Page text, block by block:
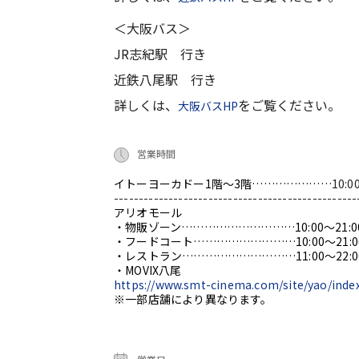
＜大阪バス＞
JR志紀駅 行き
近鉄八尾駅 行き
詳しくは、 大阪バスHPをご覧ください。
営業時間
イトーヨーカドー1階～3階…………………
アリオモール
・物販ゾーン…………………………10:00～
・フードコート………………………10:00～
・レストラン…………………………11:00～
・MOVIX八尾
https://www.smt-cinema.com/site/yao/
※一部店舗により異なります。